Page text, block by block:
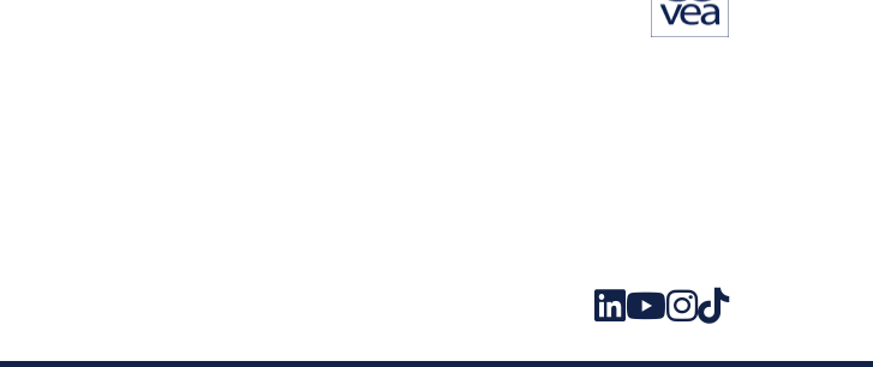
Visit LinkedIn Covéa
Visit Youtube Covéa
Visit Instagram Covéa
Visit TikTok Covéa